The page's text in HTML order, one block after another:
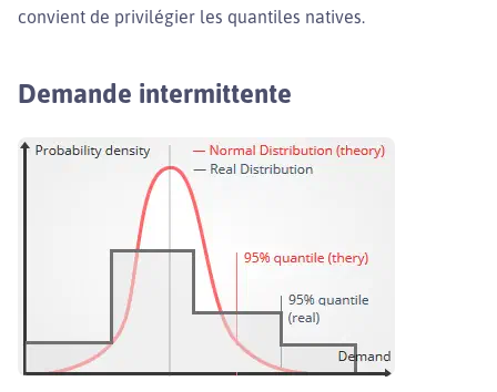
convient de privilégier les quantiles natives.
Demande intermittente